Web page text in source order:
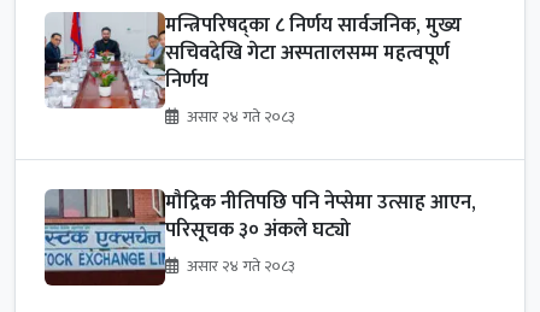
मन्त्रिपरिषद्का ८ निर्णय सार्वजनिक, मुख्य
सचिवदेखि गेटा अस्पतालसम्म महत्वपूर्ण
निर्णय
असार २४ गते २०८३
मौद्रिक नीतिपछि पनि नेप्सेमा उत्साह आएन,
परिसूचक ३० अंकले घट्यो
असार २४ गते २०८३